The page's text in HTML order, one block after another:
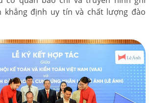
khẳng định uy tín và chất lượng đào